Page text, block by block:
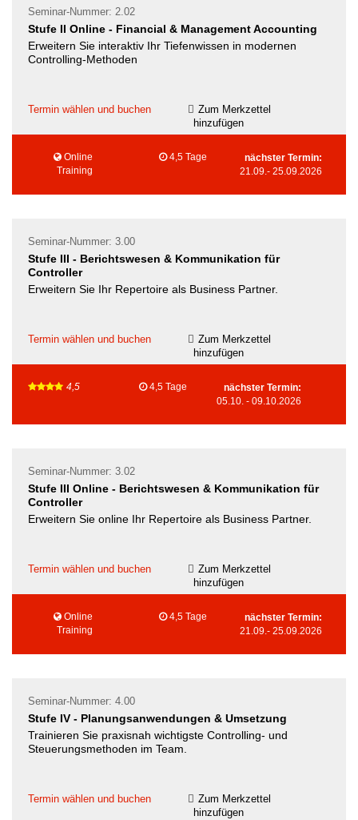
Seminar-Nummer: 2.02
Stufe II Online - Financial & Management Accounting
Erweitern Sie interaktiv Ihr Tiefenwissen in modernen
Controlling-Methoden
Termin wählen und buchen
Zum Merkzettel
hinzufügen
Online
Training
4,5 Tage
nächster Termin:
21.09.-25.09.2026
Seminar-Nummer: 3.00
Stufe III - Berichtswesen & Kommunikation für
Controller
Erweitern Sie Ihr Repertoire als Business Partner.
Termin wählen und buchen
Zum Merkzettel
hinzufügen
4,5 4,5 Tage
nächster Termin:
05.10.- 09.10.2026
Seminar-Nummer: 3.02
Stufe III Online - Berichtswesen & Kommunikation für
Controller
Erweitern Sie online Ihr Repertoire als Business Partner.
Termin wählen und buchen
Zum Merkzettel
hinzufügen
Online
Training
4,5 Tage
nächster Termin:
21.09.-25.09.2026
Seminar-Nummer: 4.00
Stufe IV - Planungsanwendungen & Umsetzung
Trainieren Sie praxisnah wichtigste Controlling- und
Steuerungsmethoden im Team.
Termin wählen und buchen
Zum Merkzettel
hinzufügen